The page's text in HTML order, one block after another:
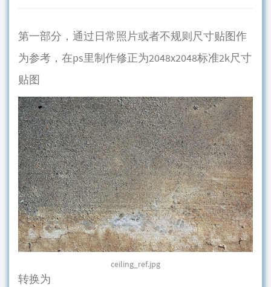
第一部分，通过日常照片或者不规则尺寸贴图作
为参考，在ps里制作修正为2048x2048标准2k尺寸
贴图
ceiling_ref.jpg
转换为